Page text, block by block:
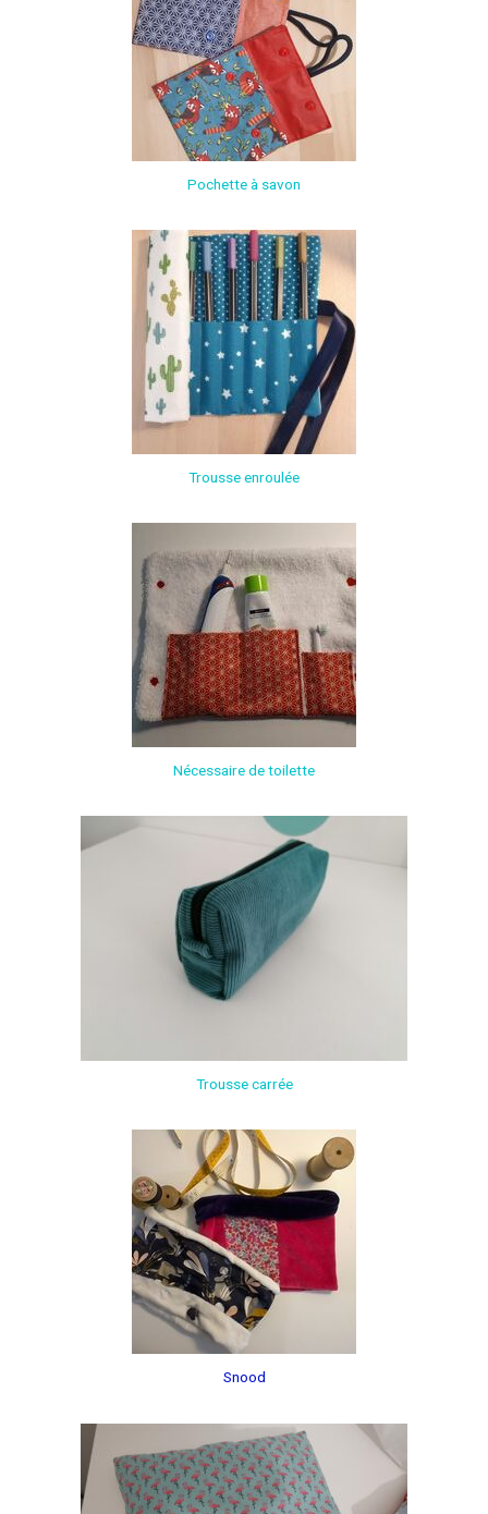
Pochette à savon
Trousse enroulée
Nécessaire de toilette
Trousse carrée
Snood